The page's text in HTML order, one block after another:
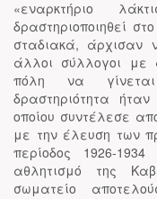
«εναρκτήριο
δραστηριοποιηθεί
σταδιακά, άρχισαν
άλλοι σύλλογοι με
πόλη να
δραστηριότητα
οποίου συντέλεσε
με την έλευση των
περίοδος 1926-
αθλητισμό της
σωματείο